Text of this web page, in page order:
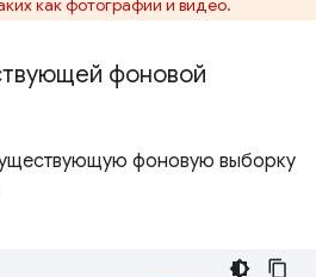
как фотографии и видео.
фоновой
фоновую выборку